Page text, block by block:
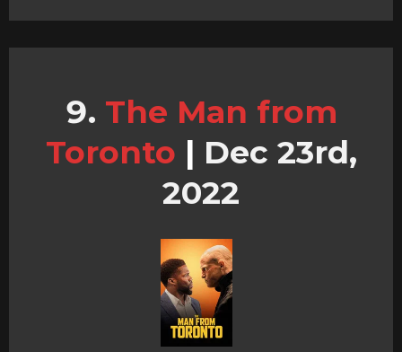
The Man from
Toronto | Dec 23rd,
2022